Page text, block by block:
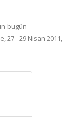
bugün-
27 - 29 Nisan 2011,